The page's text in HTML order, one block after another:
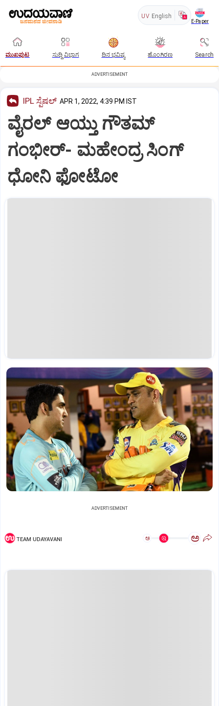
UV English
E-Paper
ಮುಖಪುಟ ಸುದ್ದಿ ವಿಭಾಗ ದಿನ ಭವಿಷ್ಯ ಹೊಂಗಿರಣ Search
ADVERTISEMENT
IPL ಸ್ಪೆಷಲ್‌ APR 1, 2022, 4:39 PM IST
ವೈರಲ್ ಆಯ್ತು ಗೌತಮ್
ಗಂಭೀರ್- ಮಹೇಂದ್ರ ಸಿಂಗ್
ಧೋನಿ ಫೋಟೋ
ADVERTISEMENT
TEAM UDAYAVANI ಅ ಅ